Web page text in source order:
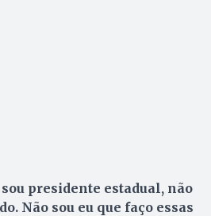
presidente estadual, não
Não sou eu que faço essas